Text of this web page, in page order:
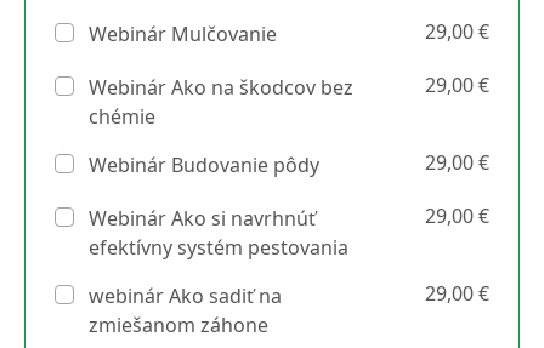
Webinár Mulčovanie 29,00 €
Webinár Ako na škodcov bez
chémie
29,00 €
Webinár Budovanie pôdy 29,00 €
Webinár Ako si navrhnúť
efektívny systém pestovania
29,00 €
webinár Ako sadiť na
zmiešanom záhone
29,00 €